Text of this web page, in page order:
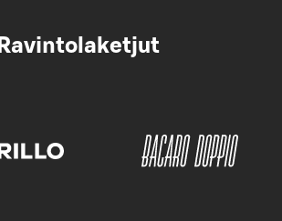
Ravintolaketjut